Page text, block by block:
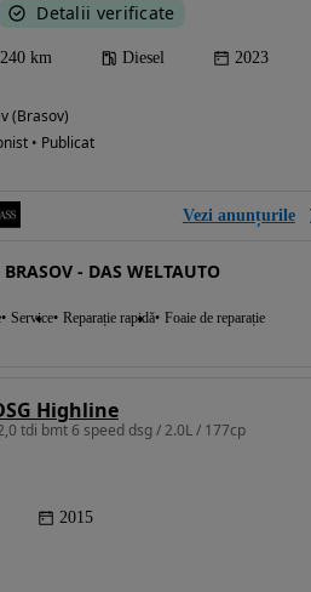
Detalii verificate
km Diesel 2023
(Brasov)
• Publicat
Vezi anunțurile
- DAS WELTAUTO
Service Reparație rapidă Foaie de reparație
Highline
tdi bmt 6 speed dsg / 2.0L / 177cp
2015